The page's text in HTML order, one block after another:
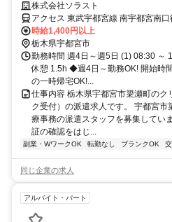
株式会社ソラスト
アクセス 東武宇都宮線 南宇都宮南
レール線 東宿郷徒歩約28分、ＪＲ東
「宇都宮駅」自動車10分,マイカー通
駐車場あり,駐輪場あり(バイク),駐輪
時給1,400円以上
栃木県宇都宮市
勤務時間 週4日～週5日 (1) 08:30 ～
休憩 1.5h ◆週4日～勤務OK! 開始時
の一時帰宅OK!...
仕事内容 栃木県宇都宮市簗瀬町のク
ク受付）の派遣求人です。 宇都宮
療事務の派遣スタッフを募集してい
証の確認をはじ...
副業・WワークOK 転勤なし ブランクOK
同じ企業の求人
アルバイト・パート